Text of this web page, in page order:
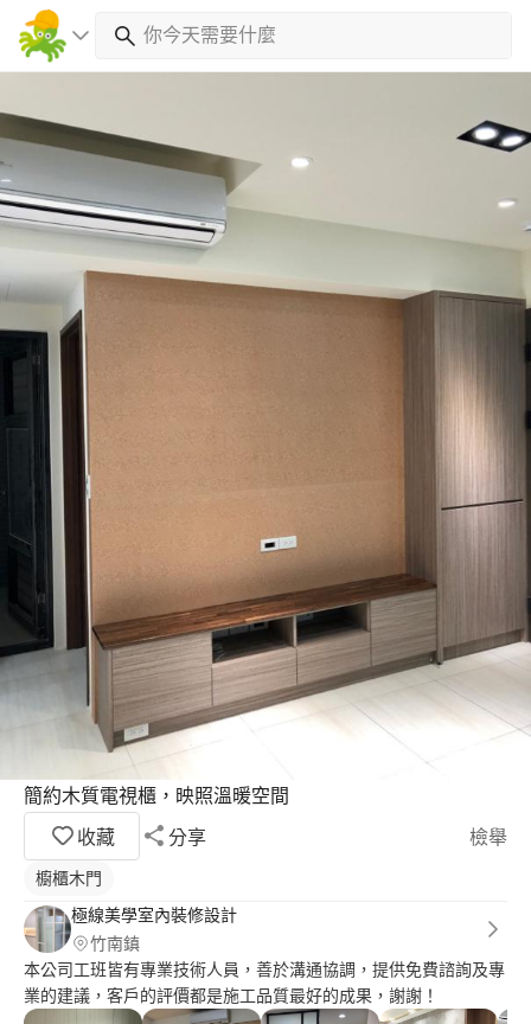
簡約木質電視櫃，映照溫暖空間
收藏
分享 檢舉
櫥櫃木門
極線美學室內裝修設計
竹南鎮
本公司工班皆有專業技術人員，善於溝通協調，提供免費諮詢及專
業的建議，客戶的評價都是施工品質最好的成果，謝謝！